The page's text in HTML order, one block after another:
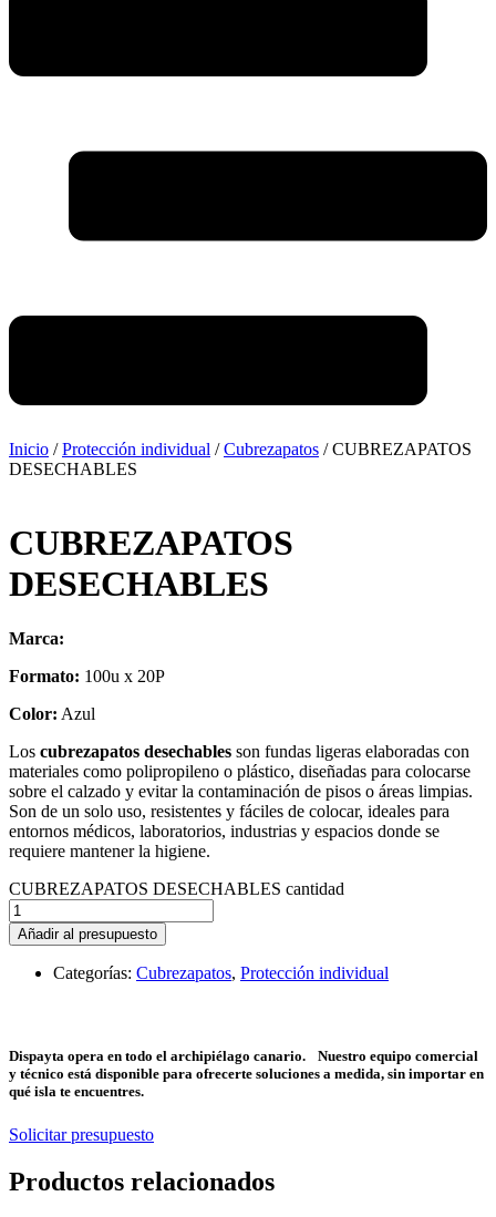
Inicio /Protección individual /Cubrezapatos / CUBREZAPATOS
DESECHABLES
CUBREZAPATOS
DESECHABLES
Marca:
Formato: 100u x 20P
Color: Azul
Los cubrezapatos desechables son fundas ligeras elaboradas con
materiales como polipropileno o plástico, diseñadas para colocarse
sobre el calzado y evitar la contaminación de pisos o áreas limpias.
Son de un solo uso, resistentes y fáciles de colocar, ideales para
entornos médicos, laboratorios, industrias y espacios donde se
requiere mantener la higiene.
CUBREZAPATOS DESECHABLES cantidad
Añadir al presupuesto
Categorías: Cubrezapatos, Protección individual
Dispayta opera en todo el archipiélago canario. Nuestro equipo comercial
y técnico está disponible para ofrecerte soluciones a medida, sin importar en
qué isla te encuentres.
Solicitar presupuesto
Productos relacionados